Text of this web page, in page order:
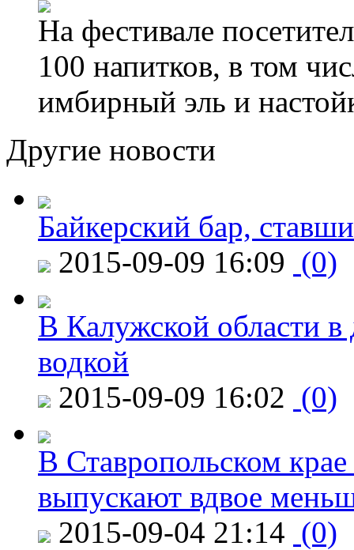
На фестивале
100 напитков, в том
имбирный эль и
Другие новости
Байкерский бар,
2015-09-09 16:09 (0)
В Калужской области в
водкой
2015-09-09 16:02 (0)
В Ставропольском
выпускают вдвое
2015-09-04 21:14 (0)